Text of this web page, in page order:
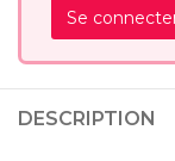
Se
DESCRIPTION